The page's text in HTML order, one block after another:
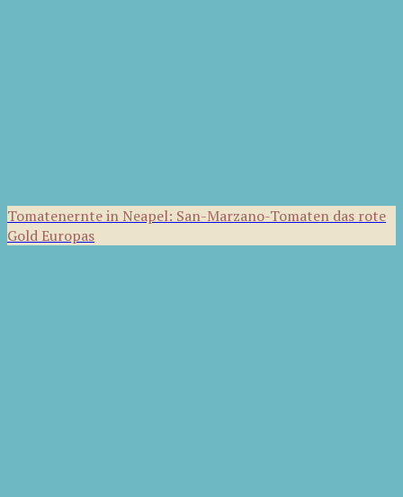
Tomatenernte in Neapel: San-Marzano-Tomaten das rote
Gold Europas